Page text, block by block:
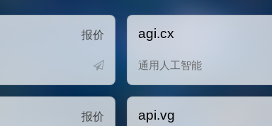
报价 agi.cx
通用人工智能
报价 api.vg